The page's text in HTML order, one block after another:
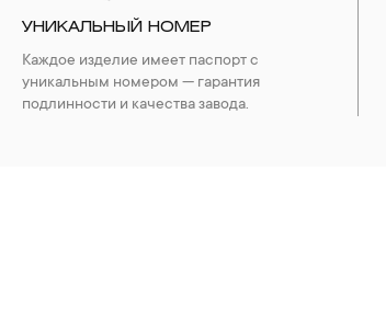
УНИКАЛЬНЫЙ НОМЕР
Каждое изделие имеет паспорт с
уникальным номером — гарантия
подлинности и качества завода.